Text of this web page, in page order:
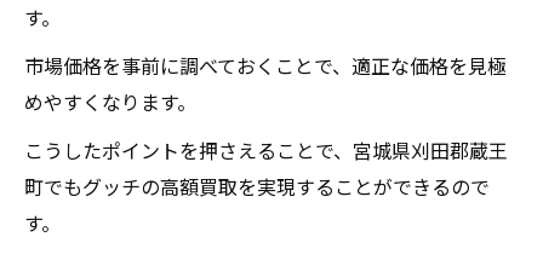
す。
市場価格を事前に調べておくことで、適正な価格を見極
めやすくなります。
こうしたポイントを押さえることで、宮城県刈田郡蔵王
町でもグッチの高額買取を実現することができるので
す。